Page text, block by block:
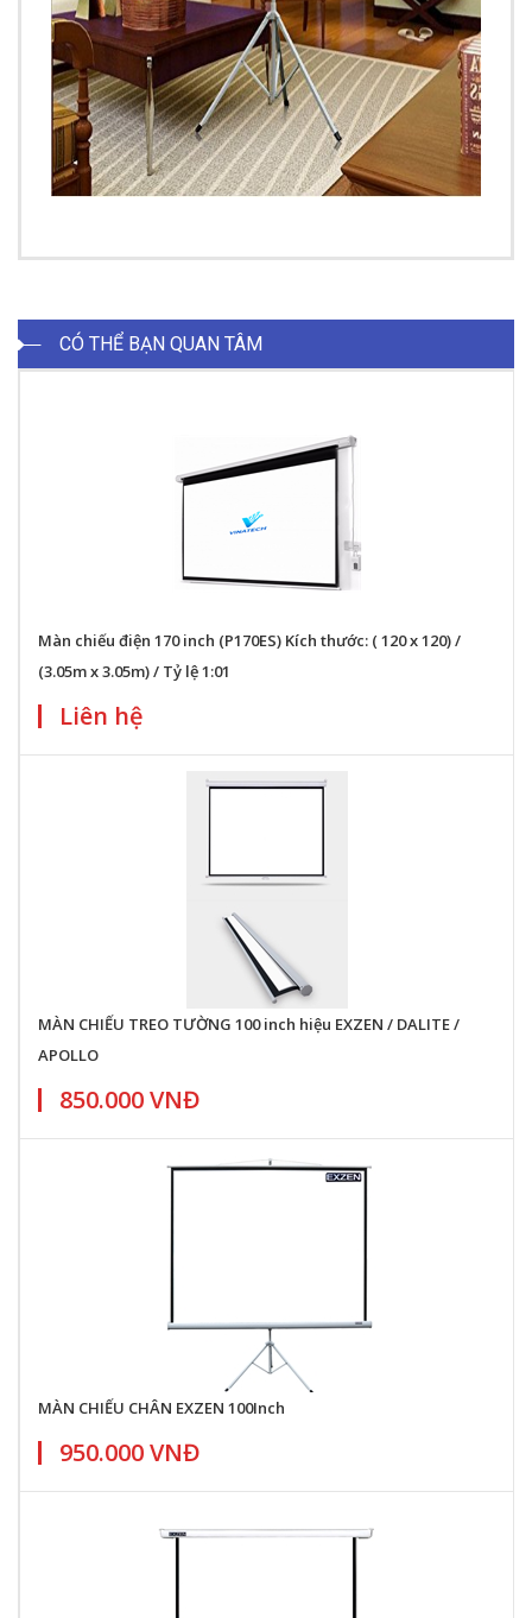
CÓ THỂ BẠN QUAN TÂM
Màn chiếu điện 170 inch (P170ES) Kích thước: ( 120 x 120) /
(3.05m x 3.05m) / Tỷ lệ 1:01
Liên hệ
MÀN CHIẾU TREO TƯỜNG 100 inch hiệu EXZEN / DALITE /
APOLLO
850.000 VNĐ
MÀN CHIẾU CHÂN EXZEN 100Inch
950.000 VNĐ